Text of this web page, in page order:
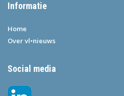
Informatie
Home
Over vl•nieuws
Social media